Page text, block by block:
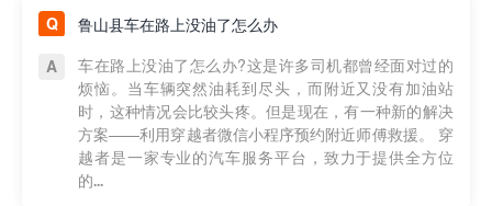
鲁山县车在路上没油了怎么办
车在路上没油了怎么办?这是许多司机都曾经面对过的
烦恼。当车辆突然油耗到尽头，而附近又没有加油站
时，这种情况会比较头疼。但是现在，有一种新的解决
方案——利用穿越者微信小程序预约附近师傅救援。 穿
越者是一家专业的汽车服务平台，致力于提供全方位
的...